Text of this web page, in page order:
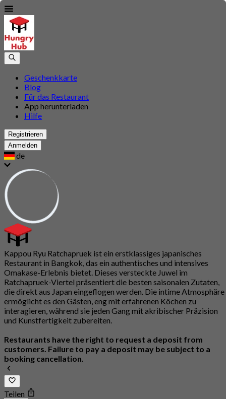
Geschenkkarte
Blog
Für das Restaurant
App herunterladen
Hilfe
Registrieren
Anmelden
de
Kappou Ryu Ratchapruek ist ein erstklassiges japanisches
Restaurant in Bangkok, das ein authentisches und intensives
Omakase-Erlebnis bietet. Dieses versteckte Juwel im
Ratchapruek-Viertel präsentiert die besten saisonalen Zutaten,
die direkt aus Japan eingeflogen werden. Die intime Atmosphäre
ermöglicht es den Gästen, eng mit erfahrenen Köchen zu
interagieren, während sie jeden Gang mit akribischer Präzision
und Kunstfertigkeit zubereiten.
Restaurants have the right to request a deposit from
customers. Failure to pay a deposit may be subject to a
booking cancellation.
Teilen